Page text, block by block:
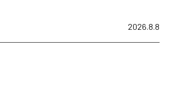
2026.8.8